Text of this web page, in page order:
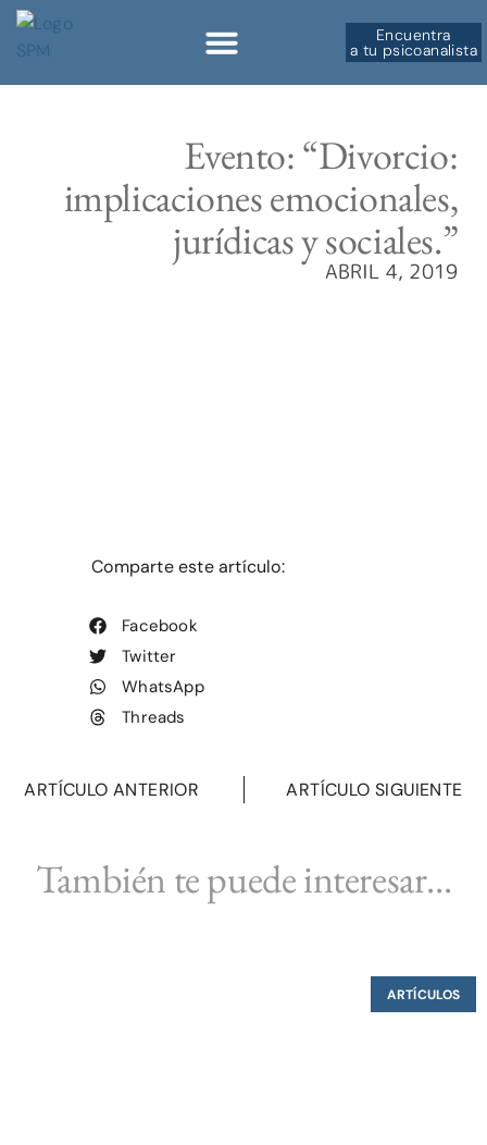
Encuentra
a tu psicoanalista
Evento: “Divorcio:
implicaciones emocionales,
jurídicas y sociales.”
ABRIL 4, 2019
Comparte este artículo:
Facebook
Twitter
WhatsApp
Threads
ARTÍCULO ANTERIOR ARTÍCULO SIGUIENTE
También te puede interesar...
ARTÍCULOS